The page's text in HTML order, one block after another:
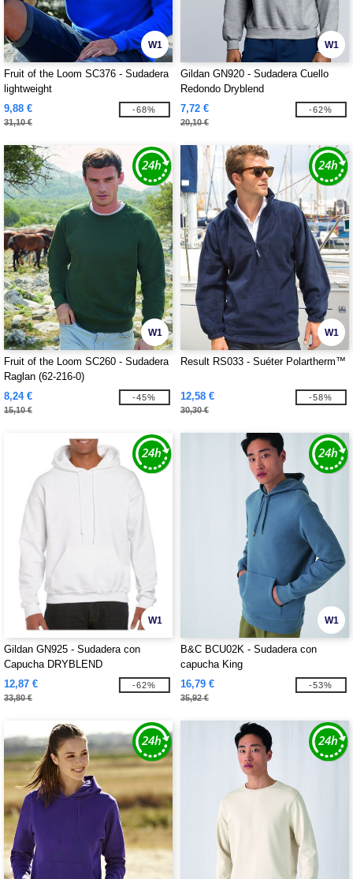
W1
Fruit of the Loom SC376 - Sudadera
lightweight
9,88 €
31,10 €
-68%
W1
Gildan GN920 - Sudadera Cuello
Redondo Dryblend
7,72 €
20,10 €
-62%
W1
Fruit of the Loom SC260 - Sudadera
Raglan (62-216-0)
8,24 €
15,10 €
-45%
W1
Result RS033 - Suéter Polartherm™
12,58 €
30,30 €
-58%
W1
Gildan GN925 - Sudadera con
Capucha DRYBLEND
12,87 €
33,80 €
-62%
W1
B&C BCU02K - Sudadera con
capucha King
16,79 €
35,92 €
-53%